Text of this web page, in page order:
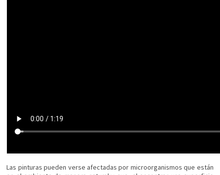
Las pinturas pueden verse afectadas por microorganismos que están